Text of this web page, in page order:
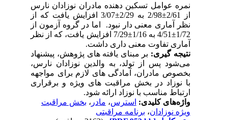
نمره عوامل تسکین دهنده مادران نوزادان نارس
از 2/61
±2/98 به 2/29 ±
3/07 افزایش یافت که از
نظر آماری معنی دار نبود.اما در گروه آزمون از
1/72
±4/51 به 1/16 ±
7/29 افزایش یافت، که از نظر
آماری تفاوت معنی داری داشت.
نتیجه‏ گیری:بر مبنای یافته های پژوهش، پیشنهاد
می‌شود پس از تولد، به والدین نوزادان نارس،
بخصوص مادران، آمادگی های لازم برای مواجهه
با نوزاد در بخش مراقبت های ویژه و برقراری
ارتباط مناسب با نوزاد ارائه شود.
واژه‌های کلیدی:استرس،مادر، بخش مراقبت
ویژه نوزادان ،برنامه مراقبتی